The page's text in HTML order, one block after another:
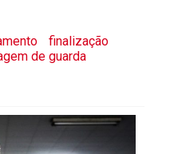
finalização
de guarda